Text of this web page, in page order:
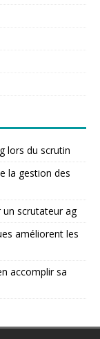
lors du scrutin
la gestion des
un scrutateur ag
améliorent les
accomplir sa